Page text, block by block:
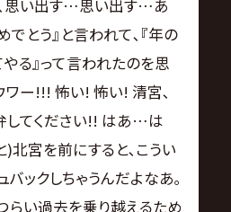
よ｡それを邪魔した罪は重
ッチ､もちろんやってくれ
さねえぞ｡お前もどうせ俺
あ受けるしかねえよな｡俺
いつでもいいよ｡やれ! お